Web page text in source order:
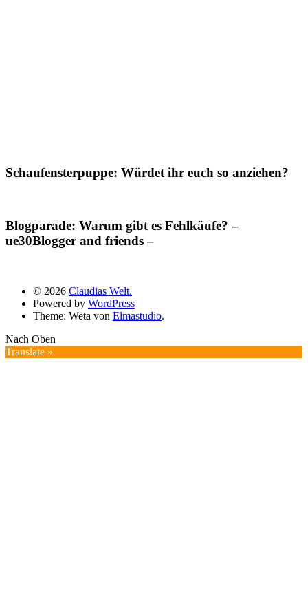
Schaufensterpuppe: Würdet ihr euch so anziehen?
Blogparade: Warum gibt es Fehlkäufe? –
ue30Blogger and friends –
© 2026 Claudias Welt.
Powered by WordPress
Theme: Weta von Elmastudio.
Nach Oben
Translate »